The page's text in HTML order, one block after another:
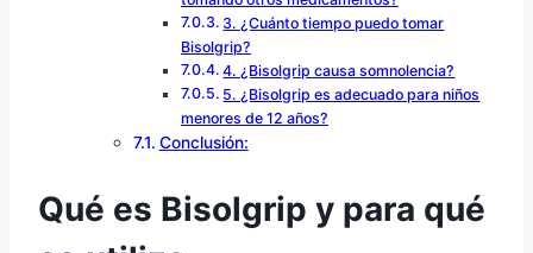
3. ¿Cuánto tiempo puedo tomar
Bisolgrip?
4. ¿Bisolgrip causa somnolencia?
5. ¿Bisolgrip es adecuado para niños
menores de 12 años?
Conclusión:
Qué es Bisolgrip y para qué